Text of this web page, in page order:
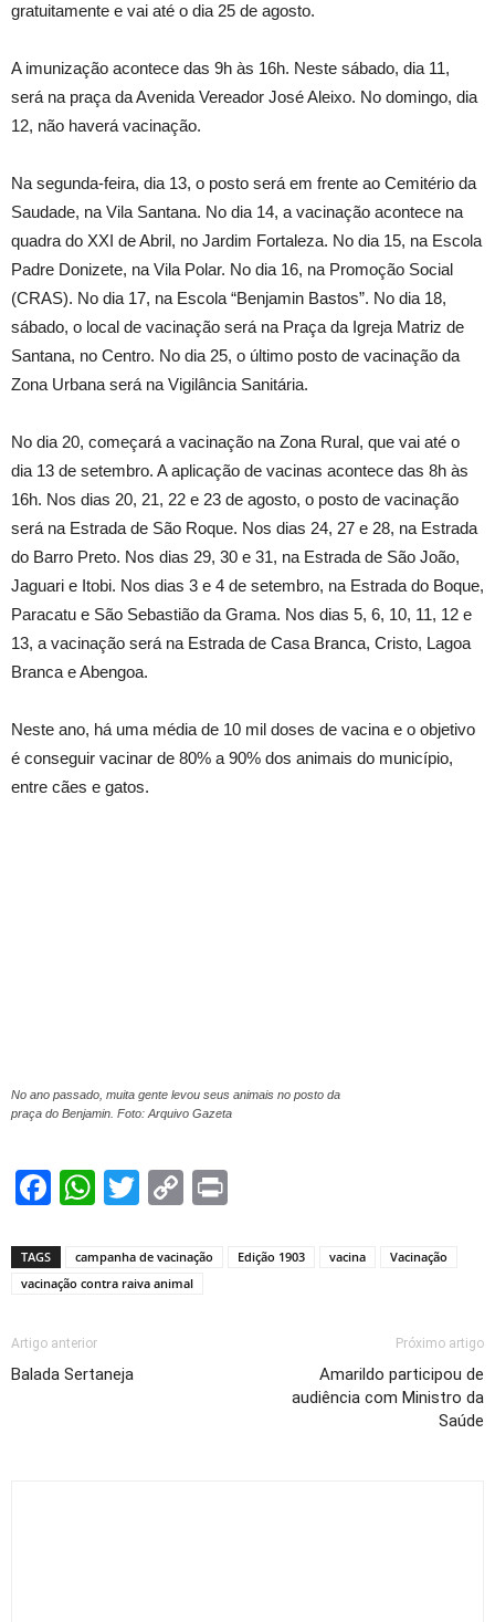
gratuitamente e vai até o dia 25 de agosto.
A imunização acontece das 9h às 16h. Neste sábado, dia 11,
será na praça da Avenida Vereador José Aleixo. No domingo, dia
12, não haverá vacinação.
Na segunda-feira, dia 13, o posto será em frente ao Cemitério da
Saudade, na Vila Santana. No dia 14, a vacinação acontece na
quadra do XXI de Abril, no Jardim Fortaleza. No dia 15, na Escola
Padre Donizete, na Vila Polar. No dia 16, na Promoção Social
(CRAS). No dia 17, na Escola “Benjamin Bastos”. No dia 18,
sábado, o local de vacinação será na Praça da Igreja Matriz de
Santana, no Centro. No dia 25, o último posto de vacinação da
Zona Urbana será na Vigilância Sanitária.
No dia 20, começará a vacinação na Zona Rural, que vai até o
dia 13 de setembro. A aplicação de vacinas acontece das 8h às
16h. Nos dias 20, 21, 22 e 23 de agosto, o posto de vacinação
será na Estrada de São Roque. Nos dias 24, 27 e 28, na Estrada
do Barro Preto. Nos dias 29, 30 e 31, na Estrada de São João,
Jaguari e Itobi. Nos dias 3 e 4 de setembro, na Estrada do Boque,
Paracatu e São Sebastião da Grama. Nos dias 5, 6, 10, 11, 12 e
13, a vacinação será na Estrada de Casa Branca, Cristo, Lagoa
Branca e Abengoa.
Neste ano, há uma média de 10 mil doses de vacina e o objetivo
é conseguir vacinar de 80% a 90% dos animais do município,
entre cães e gatos.
No ano passado, muita gente levou seus animais no posto da
praça do Benjamin. Foto: Arquivo Gazeta
Facebook
WhatsApp
TwitterCopy
TAGS campanha de vacinação Edição 1903 vacina
Vacinação
vacinação contra raiva animal
Artigo anterior
Balada Sertaneja
Próximo artigo
Amarildo participou de
audiência com Ministro da
Saúde